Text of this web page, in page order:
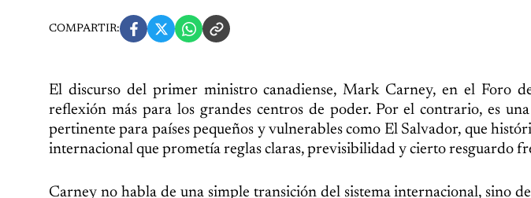
COMPARTIR:
El discurso del primer ministro canadiense, Mark Carney, en el Foro
reflexión más para los grandes centros de poder. Por el contrario, es
pertinente para países pequeños y vulnerables como El Salvador, que
internacional que prometía reglas claras, previsibilidad y cierto resguardo
Carney no habla de una simple transición del sistema internacional, sino